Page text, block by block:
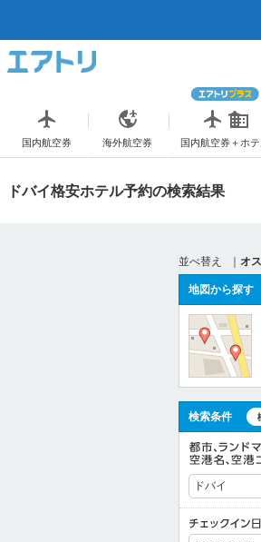
国内航空券 海外航空券 国内航空券＋ホ
ドバイ格安ホテル予約の検索結果
並べ替え
｜ オ
地図から探す
検索条件